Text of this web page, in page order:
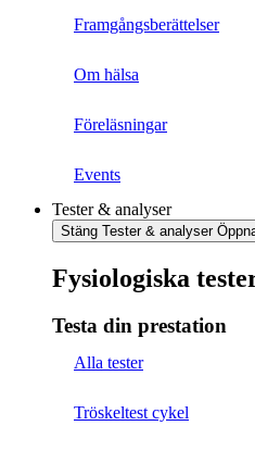
Framgångsberättelser
Om hälsa
Föreläsningar
Events
Tester & analyser
Stäng Tester & analyser
Fysiologiska
Testa din prestation
Alla tester
Tröskeltest cykel